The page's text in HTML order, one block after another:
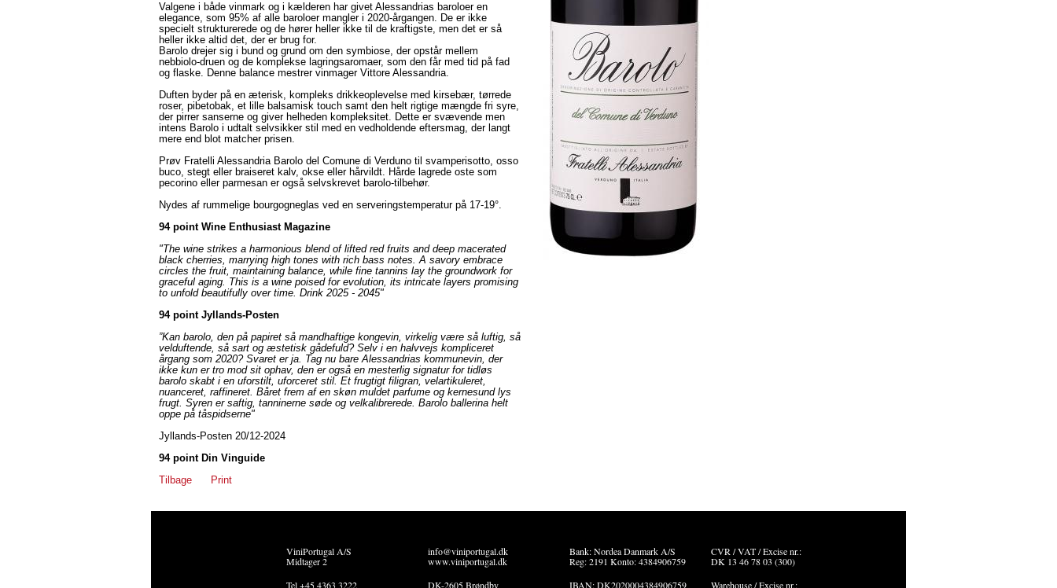
Valgene i både vinmark og i kælderen har givet Alessandrias baroloer en
elegance, som 95% af alle baroloer mangler i 2020-årgangen. De er ikke
specielt strukturerede og de hører heller ikke til de kraftigste, men det er så
heller ikke altid det, der er brug for.
Barolo drejer sig i bund og grund om den symbiose, der opstår mellem
nebbiolo-druen og de komplekse lagringsaromaer, som den får med tid på fad
og flaske. Denne balance mestrer vinmager Vittore Alessandria.
Duften byder på en æterisk, kompleks drikkeoplevelse med kirsebær, tørrede
roser, pibetobak, et lille balsamisk touch samt den helt rigtige mængde fri syre,
der pirrer sanserne og giver helheden kompleksitet. Dette er svævende men
intens Barolo i udtalt selvsikker stil med en vedholdende eftersmag, der langt
mere end blot matcher prisen.
Prøv Fratelli Alessandria Barolo del Comune di Verduno til svamperisotto, osso
buco, stegt eller braiseret kalv, okse eller hårvildt. Hårde lagrede oste som
pecorino eller parmesan er også selvskrevet barolo-tilbehør.
Nydes af rummelige bourgogneglas ved en serveringstemperatur på 17-19°.
94 point Wine Enthusiast Magazine
"The wine strikes a harmonious blend of lifted red fruits and deep macerated
black cherries, marrying high tones with rich bass notes. A savory embrace
circles the fruit, maintaining balance, while fine tannins lay the groundwork for
graceful aging. This is a wine poised for evolution, its intricate layers promising
to unfold beautifully over time. Drink 2025 - 2045"
94 point Jyllands-Posten
”Kan barolo, den på papiret så mandhaftige kongevin, virkelig være så luftig, så
velduftende, så sart og æstetisk gådefuld? Selv i en halvvejs kompliceret
årgang som 2020? Svaret er ja. Tag nu bare Alessandrias kommunevin, der
ikke kun er tro mod sit ophav, den er også en mesterlig signatur for tidløs
barolo skabt i en uforstilt, uforceret stil. Et frugtigt filigran, velartikuleret,
nuanceret, raffineret. Båret frem af en skøn muldet parfume og kernesund lys
frugt. Syren er saftig, tanninerne søde og velkalibrerede. Barolo ballerina helt
oppe på tåspidserne"
Jyllands-Posten 20/12-2024
94 point Din Vinguide
Tilbage
Print
ViniPortugal A/S
Midtager 2
info@viniportugal.dk
www.viniportugal.dk
Bank: Nordea Danmark A/S
Reg: 2191 Konto: 4384906759
CVR / VAT / Excise nr.:
DK 13 46 78 03 (300)
Tel +45 4363 3222
DK-2605 Brøndby IBAN: DK2020004384906759 Warehouse / Excise nr.: